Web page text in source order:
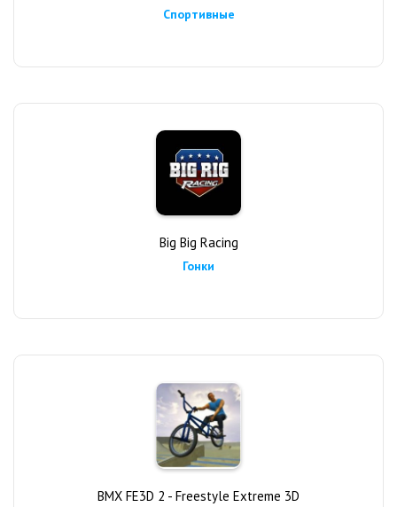
Спортивные
Big Big Racing
Гонки
BMX FE3D 2 - Freestyle Extreme 3D